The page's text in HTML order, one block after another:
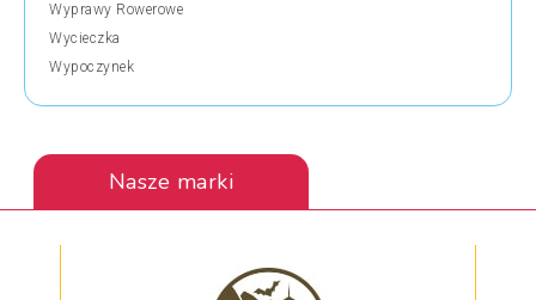
Wyprawy Rowerowe
Wycieczka
Wypoczynek
Nasze marki